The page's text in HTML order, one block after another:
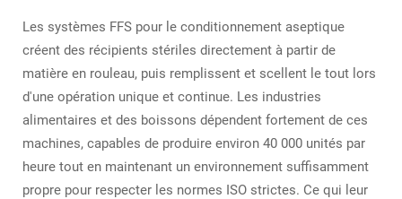
Les systèmes FFS pour le conditionnement aseptique
créent des récipients stériles directement à partir de
matière en rouleau, puis remplissent et scellent le tout lors
d'une opération unique et continue. Les industries
alimentaires et des boissons dépendent fortement de ces
machines, capables de produire environ 40 000 unités par
heure tout en maintenant un environnement suffisamment
propre pour respecter les normes ISO strictes. Ce qui leur